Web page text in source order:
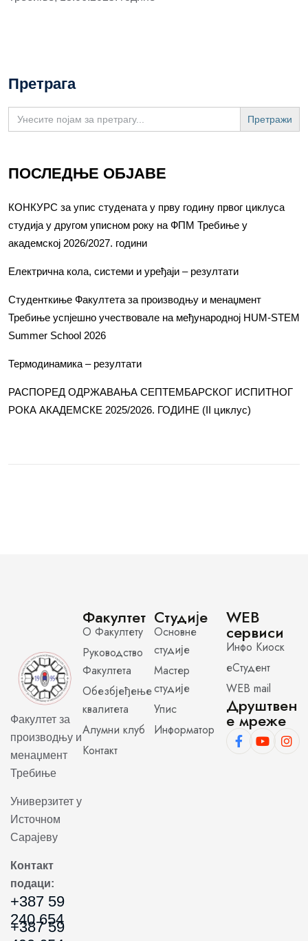
Претрага
Search
for:
ПОСЛЕДЊЕ ОБЈАВЕ
КОНКУРС за упис студената у прву годину првог циклуса
студија у другом уписном року на ФПМ Требиње у
академској 2026/2027. години
Електрична кола, системи и уређаји – резултати
Студенткиње Факултета за производњу и менаџмент
Требиње успјешно учествовале на међународној HUM-STEM
Summer School 2026
Термодинамика – резултати
РАСПОРЕД ОДРЖАВАЊА СЕПТЕМБАРСКОГ ИСПИТНОГ
РОКА АКАДЕМСКЕ 2025/2026. ГОДИНЕ (II циклус)
Факултет за
производњу и
менаџмент
Требиње
Универзитет у
Источном
Сарајеву
Контакт
подаци:
+387 59
240 654
+387 59
Факултет
О Факултету
Руководство
Факултета
Обезбјеђење
квалитета
Алумни клуб
Контакт
Студије
Основне
студије
Мастер
студије
Упис
Информатор
WEB
сервиси
Инфо Киоск
еСтудент
WEB mail
Друштвен
е мреже